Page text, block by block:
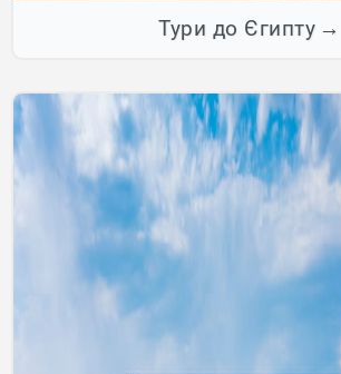
Тури до Єгипту